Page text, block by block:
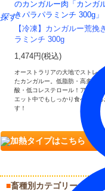
探す
【冷凍】カンガルー荒挽
ラミンチ 300g
1,474円(税込)
オーストラリアの大地でストレス
たカンガルー。低脂肪・高多不
酸・低コレステロール！アレルギ
エット中でもしっかり食べられ
す！
加熱タイプはこちら
■畜種別カテゴリー